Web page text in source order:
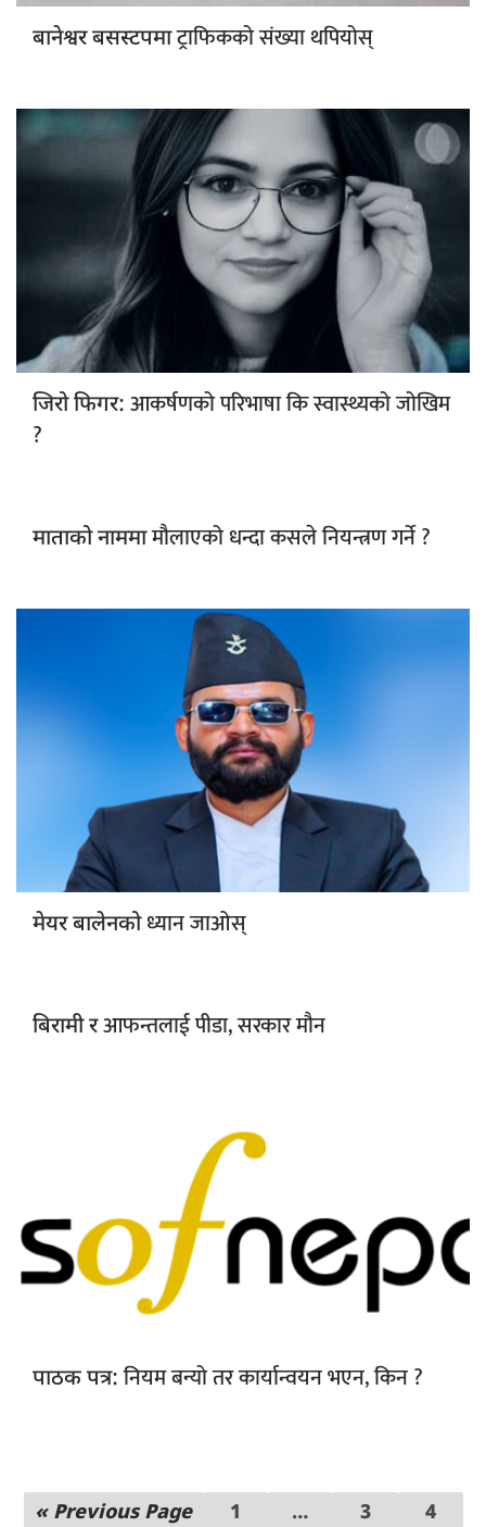
बानेश्वर बसस्टपमाट्राफिकको संख्या थपियोस्
जिरो फिगर: आकर्षणको परिभाषा कि स्वास्थ्यको जोखिम
?
माताको नाममामौलाएको धन्दा कसले नियन्त्रण गर्ने ?
मेयर बालेनकोध्यान जाओस्
बिरामी रआफन्तलाई पीडा, सरकार मौन
पाठक पत्र:नियम बन्यो तर कार्यान्वयन भएन, किन ?
« Previous Page 1 … 3 4